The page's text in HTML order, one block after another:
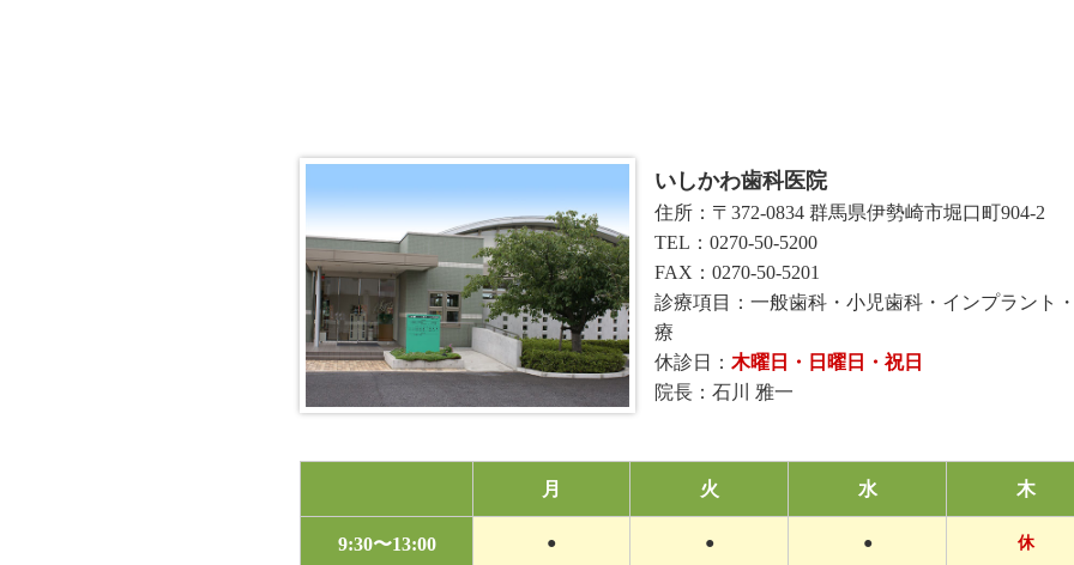
いしかわ歯科医院
住所：〒372-0834 群馬県伊勢崎市堀口町904-2
TEL：0270-50-5200
FAX：0270-50-5201
診療項目：一般歯科・小児歯科・インプラント
療
休診日：木曜日・日曜日・祝日
院長：石川 雅一
月 火 水 木
9:30〜13:00 ● ● ● 休